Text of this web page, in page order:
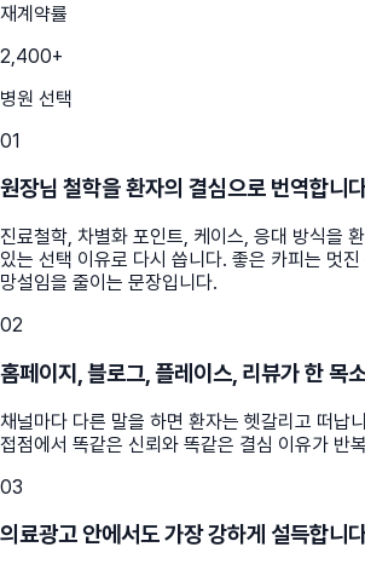
재계약률
2,400+
병원 선택
01
원장님 철학을 환자의 결심으로 번역합니
진료철학, 차별화 포인트, 케이스, 응대 방식을
있는 선택 이유로 다시 씁니다. 좋은 카피는 멋진
망설임을 줄이는 문장입니다.
02
홈페이지, 블로그, 플레이스, 리뷰가 한 목
채널마다 다른 말을 하면 환자는 헷갈리고 떠납
접점에서 똑같은 신뢰와 똑같은 결심 이유가 반
03
의료광고 안에서도 가장 강하게 설득합니